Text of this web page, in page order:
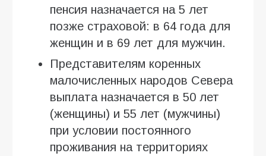
пенсия назначается на 5 лет
позже страховой: в 64 года для
женщин и в 69 лет для мужчин.
Представителям коренных
малочисленных народов Севера
выплата назначается в 50 лет
(женщины) и 55 лет (мужчины)
при условии постоянного
проживания на территориях